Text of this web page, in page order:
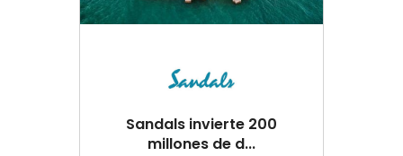
Sandals invierte 200
millones de d...